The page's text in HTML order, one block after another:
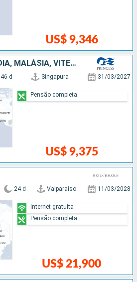
US$ 9,346
SINGAPURA, TAILÃNDIA, MALÁSIA, VITENÃ, CHINA, TAIWAN, JAPÃO, ESTADOS UNIDOS, CANADÁ
46 d Singapura 31/03/2027
US$ 9,375
Pensão completa
24 d Valparaiso 11/03/2028
US$ 21,900
Internet gratuita
Pensão completa